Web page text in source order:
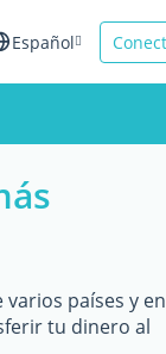
Español
países y en
tu dinero al